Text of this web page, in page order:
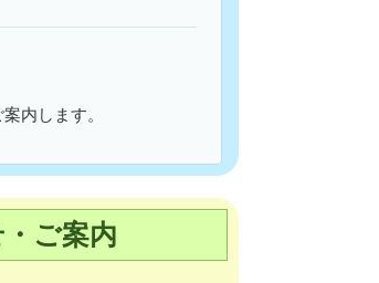
内します。
ご案内